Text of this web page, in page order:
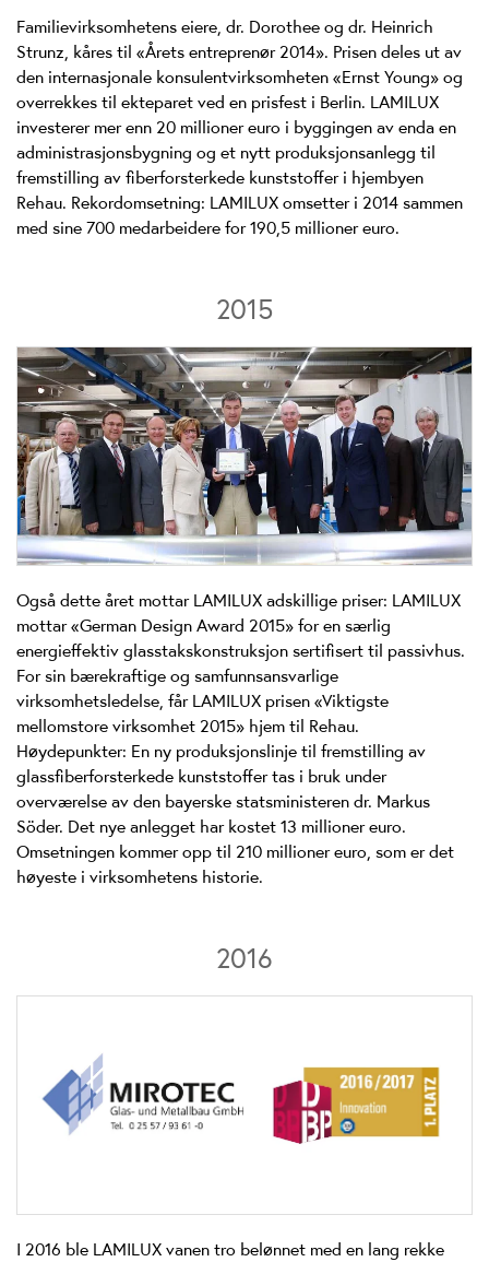
Familievirksomhetens eiere, dr. Dorothee og dr. Heinrich
Strunz, kåres til «Årets entreprenør 2014». Prisen deles ut av
den internasjonale konsulentvirksomheten «Ernst Young» og
overrekkes til ekteparet ved en prisfest i Berlin. LAMILUX
investerer mer enn 20 millioner euro i byggingen av enda en
administrasjonsbygning og et nytt produksjonsanlegg til
fremstilling av fiberforsterkede kunststoffer i hjembyen
Rehau. Rekordomsetning: LAMILUX omsetter i 2014 sammen
med sine 700 medarbeidere for 190,5 millioner euro.
2015
Også dette året mottar LAMILUX adskillige priser: LAMILUX
mottar «German Design Award 2015» for en særlig
energieffektiv glasstakskonstruksjon sertifisert til passivhus.
For sin bærekraftige og samfunnsansvarlige
virksomhetsledelse, får LAMILUX prisen «Viktigste
mellomstore virksomhet 2015» hjem til Rehau.
Høydepunkter: En ny produksjonslinje til fremstilling av
glassfiberforsterkede kunststoffer tas i bruk under
overværelse av den bayerske statsministeren dr. Markus
Söder. Det nye anlegget har kostet 13 millioner euro.
Omsetningen kommer opp til 210 millioner euro, som er det
høyeste i virksomhetens historie.
2016
I 2016 ble LAMILUX vanen tro belønnet med en lang rekke